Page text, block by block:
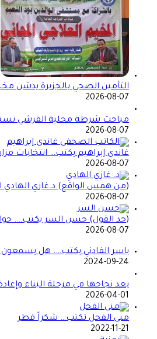
التأمين الصحي بالجزيرة يدشن
2026-08-07
مباحث شرطة محلية القرشي
2026-08-07
غاندي إبراهيم يكتب… انتخابات
2026-08-07
(من همس الواقع) د.غازي الهادي
2026-08-07
(حد القول) حسن السر يكتب….
2026-08-07
ياسر الفادني يكتب…. هل يسمعون
2024-09-24
بعد نجاحها في مرحلة البناء
2026-04-01
منى الفحل تكتب… شكراً قطر
2022-11-21